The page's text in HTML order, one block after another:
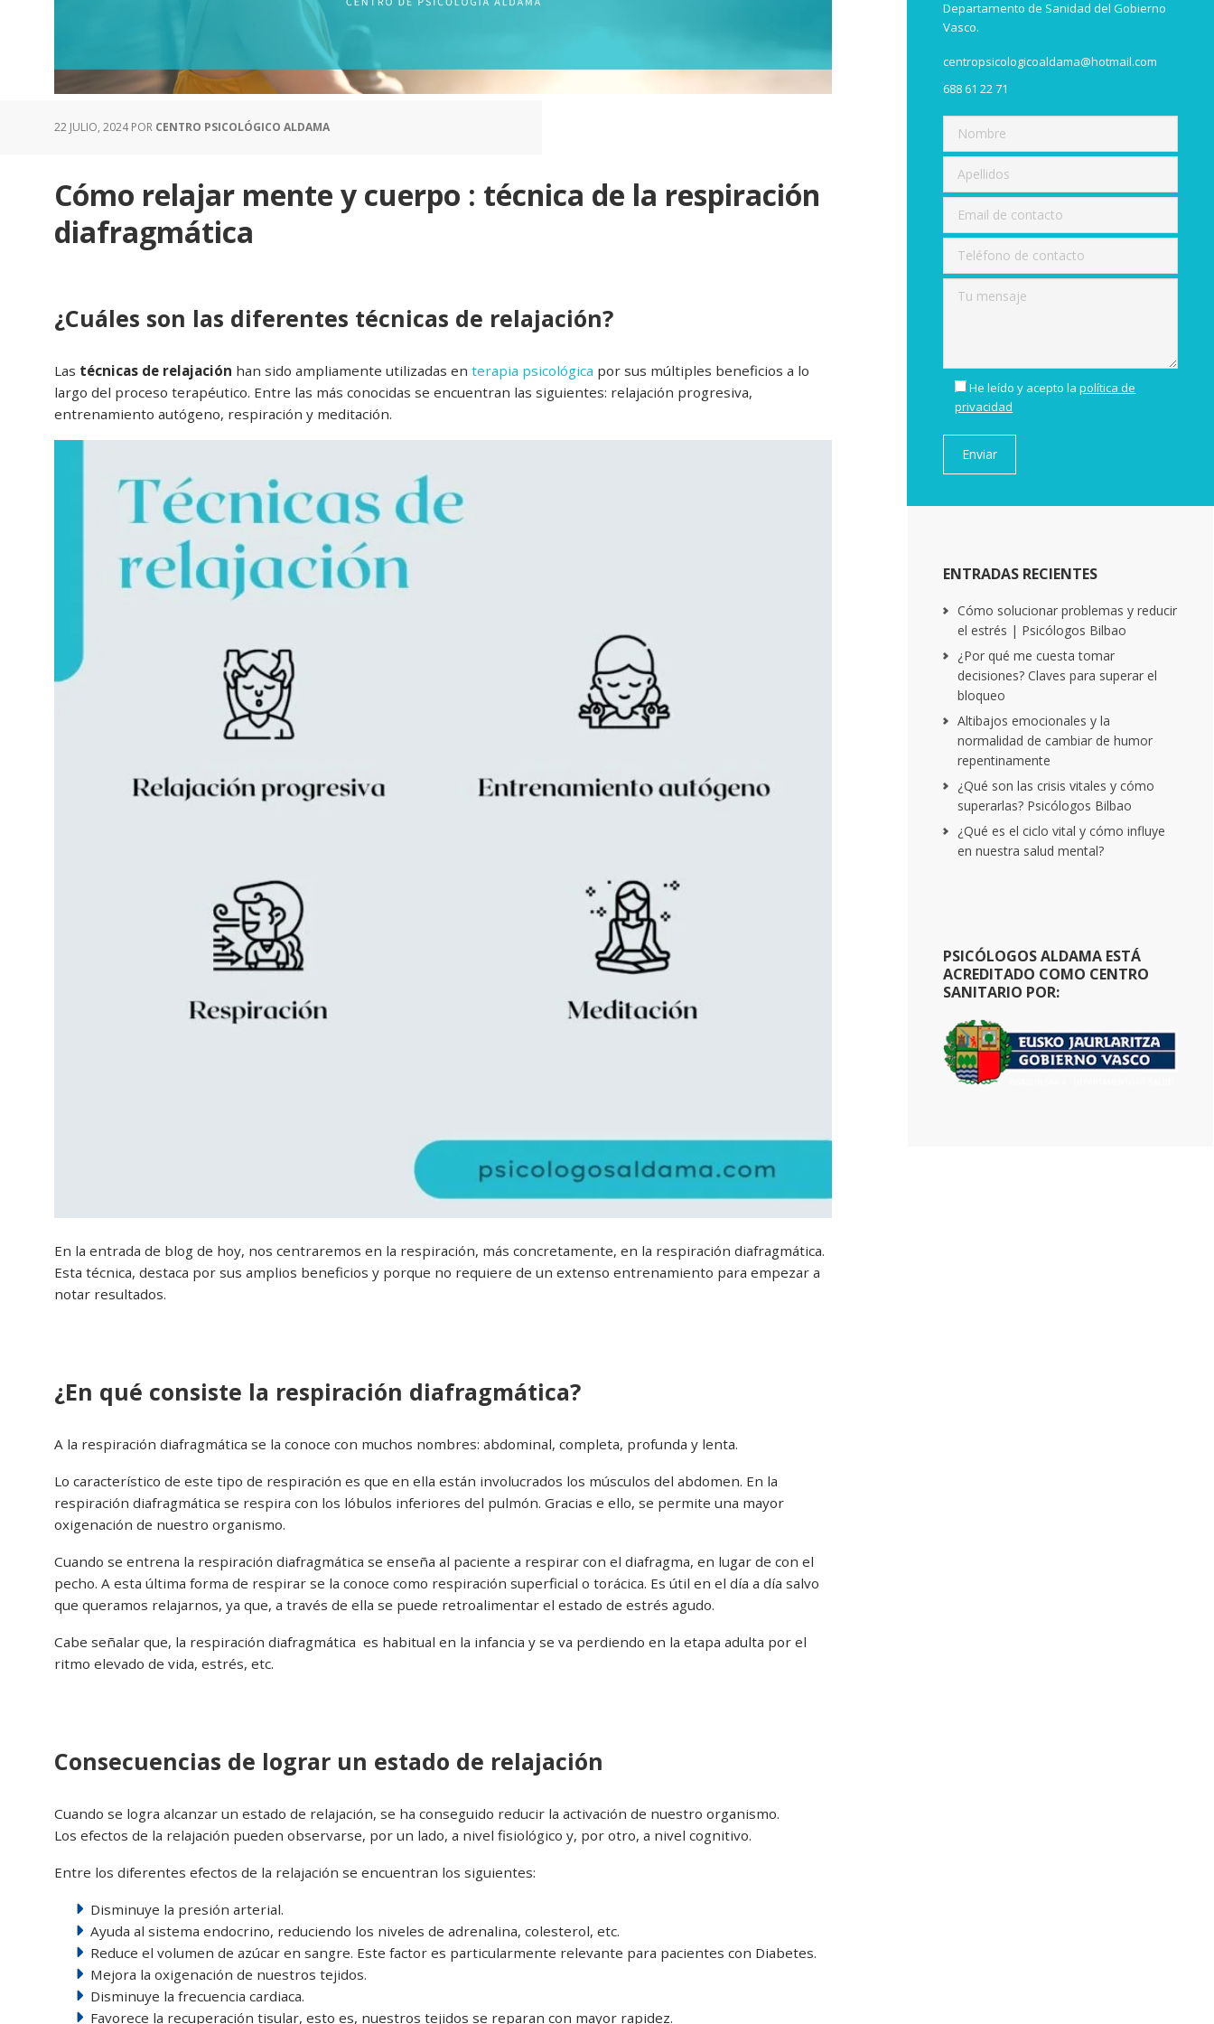
22 JULIO, 2024POR CENTRO PSICOLÓGICO ALDAMA
Cómo relajar mente y cuerpo : técnica de la respiración
diafragmática
¿Cuáles son las diferentes técnicas de relajación?
Las técnicas de relajación han sido ampliamente utilizadas en terapia psicológica por sus múltiples beneficios a lo
largo del proceso terapéutico. Entre las más conocidas se encuentran las siguientes: relajación progresiva,
entrenamiento autógeno, respiración y meditación.
En la entrada de blog de hoy, nos centraremos en la respiración, más concretamente, en la respiración diafragmática.
Esta técnica, destaca por sus amplios beneficios y porque no requiere de un extenso entrenamiento para empezar a
notar resultados.
¿En qué consiste la respiración diafragmática?
A la respiración diafragmática se la conoce con muchos nombres: abdominal, completa, profunda y lenta.
Lo característico de este tipo de respiración es que en ella están involucrados los músculos del abdomen. En la
respiración diafragmática se respira con los lóbulos inferiores del pulmón. Gracias e ello, se permite una mayor
oxigenación de nuestro organismo.
Cuando se entrena la respiración diafragmática se enseña al paciente a respirar con el diafragma, en lugar de con el
pecho. A esta última forma de respirar se la conoce como respiración superficial o torácica. Es útil en el día a día salvo
que queramos relajarnos, ya que, a través de ella se puede retroalimentar el estado de estrés agudo.
Cabe señalar que, la respiración diafragmática es habitual en la infancia y se va perdiendo en la etapa adulta por el
ritmo elevado de vida, estrés, etc.
Consecuencias de lograr un estado de relajación
Cuando se logra alcanzar un estado de relajación, se ha conseguido reducir la activación de nuestro organismo.
Los efectos de la relajación pueden observarse, por un lado, a nivel fisiológico y, por otro, a nivel cognitivo.
Entre los diferentes efectos de la relajación se encuentran los siguientes:
Disminuye la presión arterial.
Ayuda al sistema endocrino, reduciendo los niveles de adrenalina, colesterol, etc.
Reduce el volumen de azúcar en sangre. Este factor es particularmente relevante para pacientes con Diabetes.
Mejora la oxigenación de nuestros tejidos.
Disminuye la frecuencia cardiaca.
Favorece la recuperación tisular, esto es, nuestros tejidos se reparan con mayor rapidez.
Departamento de Sanidad del Gobierno
Vasco.
centropsicologicoaldama@hotmail.com
688 61 22 71
He leído y acepto lapolítica de
privacidad
ENTRADAS RECIENTES
Cómo solucionar problemas y reducir
el estrés | Psicólogos Bilbao
¿Por qué me cuesta tomar
decisiones? Claves para superar el
bloqueo
Altibajos emocionales y la
normalidad de cambiar de humor
repentinamente
¿Qué son las crisis vitales y cómo
superarlas? Psicólogos Bilbao
¿Qué es el ciclo vital y cómo influye
en nuestra salud mental?
PSICÓLOGOS ALDAMA ESTÁ
ACREDITADO COMO CENTRO
SANITARIO POR: